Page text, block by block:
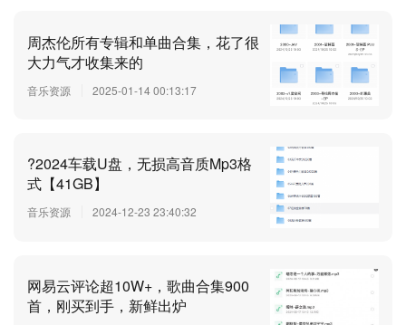
周杰伦所有专辑和单曲合集，花了很
大力气才收集来的
音乐资源 2025-01-14 00:13:17
?2024车载U盘，无损高音质Mp3格
式【41GB】
音乐资源 2024-12-23 23:40:32
网易云评论超10W+，歌曲合集900
首，刚买到手，新鲜出炉